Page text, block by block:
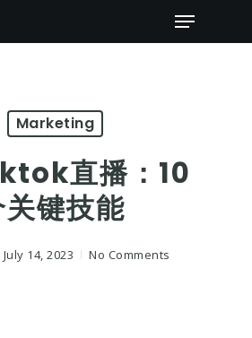
Menu
Marketing
直播：10
键技能
July 14, 2023 No Comments